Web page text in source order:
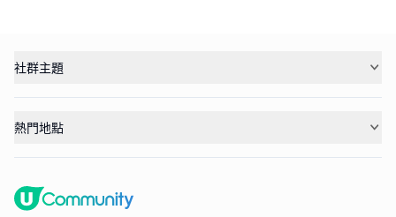
社群主題
熱門地點